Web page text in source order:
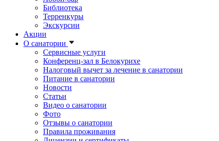
Библиотека
Терренкуры
Экскурсии
Акции
О санатории
Сервисные услуги
Конференц-зал в Белокурихе
Налоговый вычет за лечение в санатории
Питание в санатории
Новости
Статьи
Видео о санатории
Фото
Отзывы о санатории
Правила проживания